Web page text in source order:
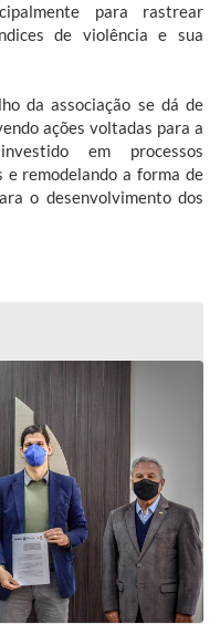
para rastrear
de violência e sua
da associação se dá de
ações voltadas para a
em processos
remodelando a forma de
o desenvolvimento dos